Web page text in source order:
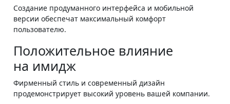
Создание продуманного интерфейса и мобильной
версии обеспечат максимальный комфорт
пользователю.
Положительное влияние
на имидж
Фирменный стиль и современный дизайн
продемонстрирует высокий уровень вашей компании.